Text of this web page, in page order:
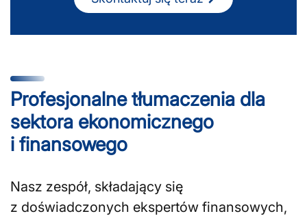
Profesjonalne tłumaczenia dla
sektora ekonomicznego
i finansowego
Nasz zespół, składający się
z doświadczonych ekspertów finansowych,